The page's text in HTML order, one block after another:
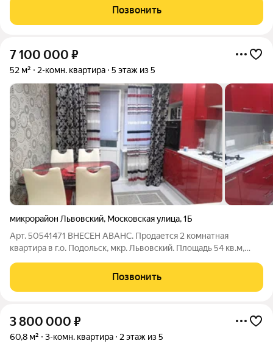
Подольска. Квартира расположена на третьем этаже
трёхэтажного кирпичного дома 1989 года
Позвонить
7 100 000 ₽
52 м² 2-комн. квартира 5 этаж из 5
микрорайон Львовский, Московская улица,1Б
Арт. 50541471 ВНЕСЕН АВАНС. Продается 2 комнатная
квартира в г.о. Подольск, мкр. Львовский. Площадь 54 кв.м,
кухня 8,5 кв.м. Квартира в отличном состоянии. Развита
инфраструктура - в шаговой
Позвонить
3 800 000 ₽
60,8 м² 3-комн. квартира 2 этаж из 5